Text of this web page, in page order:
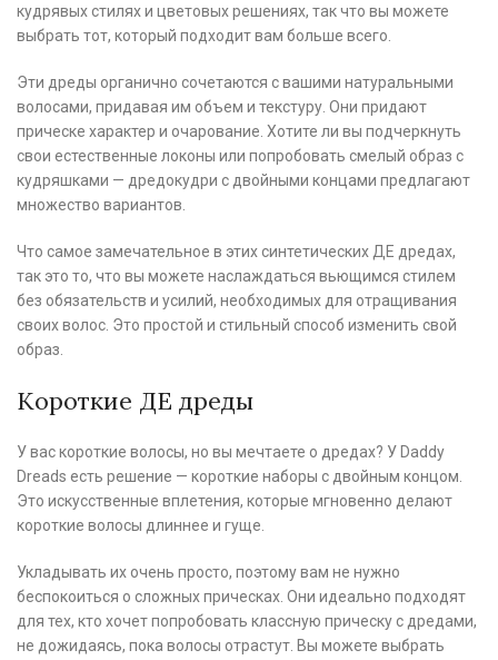
кудрявых стилях и цветовых решениях, так что вы можете
выбрать тот, который подходит вам больше всего.
Эти дреды органично сочетаются с вашими натуральными
волосами, придавая им объем и текстуру. Они придают
прическе характер и очарование. Хотите ли вы подчеркнуть
свои естественные локоны или попробовать смелый образ с
кудряшками — дредокудри с двойными концами предлагают
множество вариантов.
Что самое замечательное в этих синтетических ДЕ дредах,
так это то, что вы можете наслаждаться вьющимся стилем
без обязательств и усилий, необходимых для отращивания
своих волос. Это простой и стильный способ изменить свой
образ.
Короткие ДЕ дреды
У вас короткие волосы, но вы мечтаете о дредах? У Daddy
Dreads есть решение — короткие наборы с двойным концом.
Это искусственные вплетения, которые мгновенно делают
короткие волосы длиннее и гуще.
Укладывать их очень просто, поэтому вам не нужно
беспокоиться о сложных прическах. Они идеально подходят
для тех, кто хочет попробовать классную прическу с дредами,
не дожидаясь, пока волосы отрастут. Вы можете выбрать